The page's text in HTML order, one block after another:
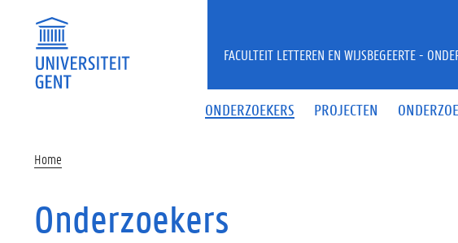
ONDERZOEKERS PROJECTEN
FACULTEIT LETTEREN EN WIJSBEGEERTE -
Home
Onderzoekers